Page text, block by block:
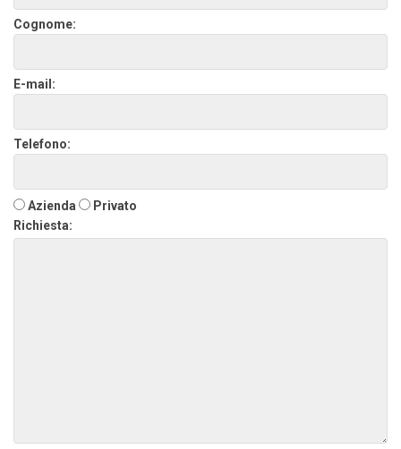
Cognome:
E-mail:
Telefono:
Azienda
Privato
Richiesta: